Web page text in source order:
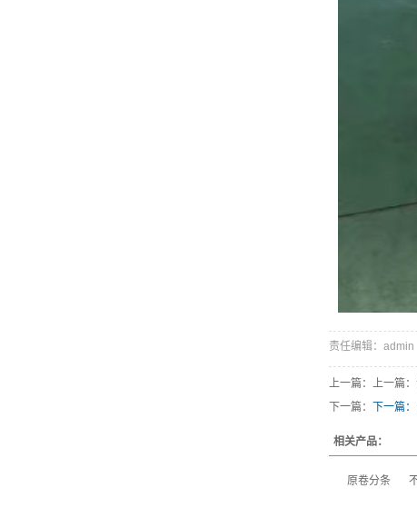
责任编辑：admin
上一篇：上一篇
下一篇：
下一篇：
相关产品：
原卷分条